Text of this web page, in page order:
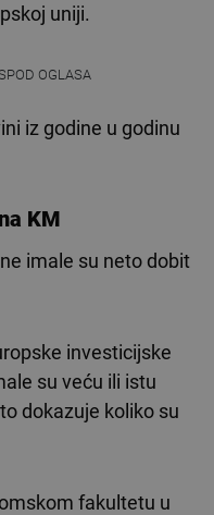
uniji.
OGLASA
iz godine u godinu
KM
imale su neto dobit
investicijske
su veću ili istu
dokazuje koliko su
fakultetu u